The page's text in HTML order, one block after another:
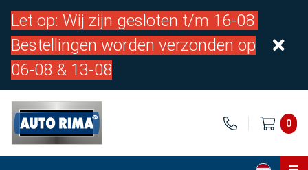
Let op: Wij zijn gesloten t/m 16-08
Bestellingen worden verzonden op
06-08 & 13-08
0